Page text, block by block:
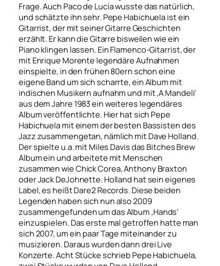
Frage. Auch Paco de Lucía wusste das natürlich,
und schätzte ihn sehr. Pepe Habichuela ist ein
Gitarrist, der mit seiner Gitarre Geschichten
erzählt. Er kann die Gitarre bisweilen wie ein
Piano klingen lassen. Ein Flamenco-Gitarrist, der
mit Enrique Morente legendäre Aufnahmen
einspielte, in den frühen 80ern schon eine
eigene Band um sich scharrte, ein Album mit
indischen Musikern aufnahm und mit ‚A Mandeli‘
aus dem Jahre 1983 ein weiteres legendäres
Album veröffentlichte. Hier hat sich Pepe
Habichuela mit einem der besten Bassisten des
Jazz zusammengetan, nämlich mit Dave Holland.
Der spielte u.a. mit Miles Davis das Bitches Brew
Album ein und arbeitete mit Menschen
zusammen wie Chick Corea, Anthony Braxton
oder Jack DeJohnette. Holland hat sein eigenes
Label, es heißt Dare2 Records. Diese beiden
Legenden haben sich nun also 2009
zusammengefunden um das Album ‚Hands‘
einzuspielen. Das erste mal getroffen hatte man
sich 2007, um ein paar Tage miteinander zu
musizieren. Daraus wurden dann drei Live
Konzerte. Acht Stücke schrieb Pepe Habichuela,